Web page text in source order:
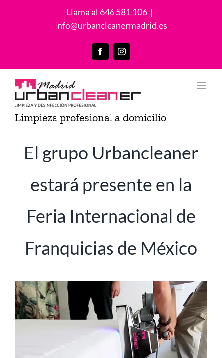
Llama al 646 581 106 |
info@urbancleanermadrid.es
FacebookInstagram
Limpieza profesional a domicilio
El grupo Urbancleaner
estará presente en la
Feria Internacional de
Franquicias de México